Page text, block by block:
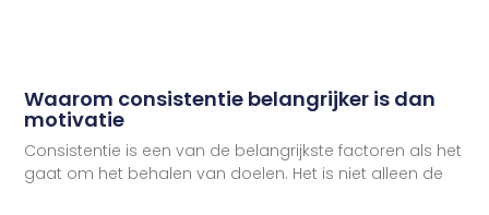
Waarom consistentie belangrijker is dan
motivatie
Consistentie is een van de belangrijkste factoren als het
gaat om het behalen van doelen. Het is niet alleen de